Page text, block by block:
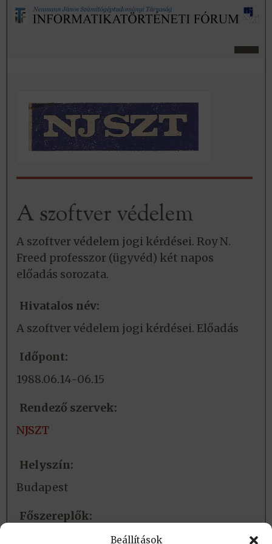
Beállítások
A szoftver védelem
A szoftver védelem jogi kérdései. Roy N.
Freed professzor (ügyvéd) két napos
előadás sorozata.
Hivatalos név:
A szoftver védelem jogi kérdései. Előadás
Időpont:
1988.06.14-06.15
Rendező szervek:
NJSZT
Helyszín:
Budapest
Főszereplők:
R.N. Freed - előadó